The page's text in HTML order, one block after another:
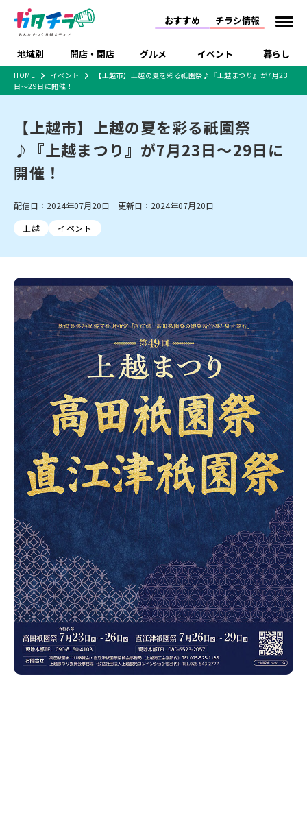
おすすめ チラシ情報
地域別 開店・閉店 グルメ イベント 暮らし
新潟市 下越
中越
佐渡
新潟市中央区 新潟市東区 新潟市西区
新潟市北区
新潟市南区
新潟市江南区 新潟市秋葉区
新潟市西蒲区
村上・関川
新発田・聖籠
胎内・粟島
三条・加茂・田上
五泉・阿賀野・阿賀
燕・弥彦
長岡・見附
小千谷・十日町・津南
魚沼・南魚沼・湯沢
柏崎・刈羽・出雲崎
上越・妙高・糸魚川
開店 閉店
リニューアル・移転
新潟市・開店
新潟市・閉店
長岡市・開店
長岡市・閉店
上越市・開店
ラーメン・開店
ラーメン 現地レポート
和食
スイーツ
ご当地グルメ 食べ歩き テイクアウト
季節・期間限定
カフェ
居酒屋・バー 焼肉
パスタ
パン・ベーカリー
タレカツ・豚カツ
デカ盛り・大盛り
旨辛・激辛
定食・町定食 海鮮・鮨
そば・うどん
日本酒・新潟清酒
ワイン・クラフトビール
ケーキ・パフェ
ビアガーデン・暑気払い
忘新年会・歓送迎会
体験・販売 祭り・伝統行事
趣味・展示会
スポーツ
セミナー・講演会 子ども向け 花火大会
入場無料
住宅展示場
完成見学会 学生スポーツ アルビレックス
施設・ショップ
住宅メーカー・工務
店
食品メーカー・県産
習い事・塾 アパレル・雑貨
観光スポット
温泉・入浴 ホテル 旅館
水族館
リラクゼーション・整体
スキー場
リユース・買取
病院・クリニック
イオンモール
ラブラ万代・ラブラ2
ビルボードプレイスBP
新潟伊勢丹
ピア万代
リバーサイド千秋
パティオPATIO
特売セール インタビュー
特集・まとめ記事
セツコママ ランキング 新潟人
キャンペーン
開店まとめ
閉店まとめ
食品スーパー・コンビ
ショッピングモール・
大型施設
ドラッグストア・ホーム
センター
ファッション 生活サービス
冠婚葬祭
習い事・塾 通販・EC イベント
求人
官公庁・自治体
新潟市 チラシ
長岡・見附 チラシ
上越・妙高・糸魚川 チラシ
注目 チラシ
週末セール
火曜セール
オープン・リニューアルセール
周年祭・感謝祭セール
年末・初売りセール
HOME イベント
【上越市】上越の夏を彩る祇園祭♪『上越まつり』が7月23
日～29日に開催！
【上越市】上越の夏を彩る祇園祭
♪『上越まつり』が7月23日～29日に
開催！
配信日：2024年07月20日 更新日：2024年07月20日
上越
イベント